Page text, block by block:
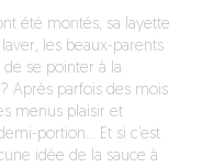
été montés, sa layette
les beaux-parents
de se pointer à la
Après parfois des mois
menus plaisir et
portion… Et si c’est
idée de la sauce à